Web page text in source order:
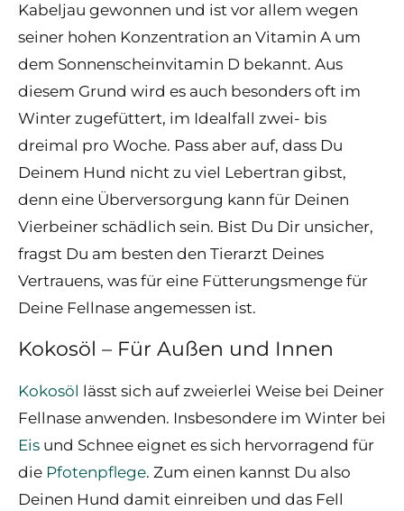
Kabeljau gewonnen und ist vor allem wegen
seiner hohen Konzentration an Vitamin A um
dem Sonnenscheinvitamin D bekannt. Aus
diesem Grund wird es auch besonders oft im
Winter zugefüttert, im Idealfall zwei- bis
dreimal pro Woche. Pass aber auf, dass Du
Deinem Hund nicht zu viel Lebertran gibst,
denn eine Überversorgung kann für Deinen
Vierbeiner schädlich sein. Bist Du Dir unsicher,
fragst Du am besten den Tierarzt Deines
Vertrauens, was für eine Fütterungsmenge für
Deine Fellnase angemessen ist.
Kokosöl – Für Außen und Innen
Kokosöl lässt sich auf zweierlei Weise bei Deiner
Fellnase anwenden. Insbesondere im Winter bei
Eis und Schnee eignet es sich hervorragend für
die Pfotenpflege. Zum einen kannst Du also
Deinen Hund damit einreiben und das Fell